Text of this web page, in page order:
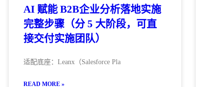
AI 赋能 B2B企业分析落地实施
完整步骤（分 5 大阶段，可直
接交付实施团队）
适配底座：Leanx（Salesforce Pla
READ MORE »